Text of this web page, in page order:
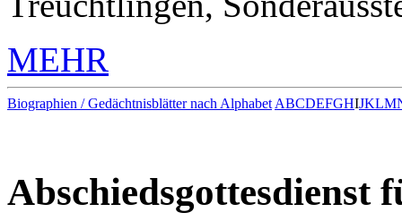
MEHR
Biographien / Gedächtnisblätter nach Alphabet ABCDEFGHIJKLM
Abschiedsgottesdienst